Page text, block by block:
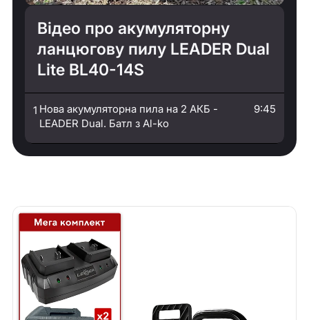
Відео про акумуляторну
ланцюгову пилу LEADER Dual
Lite BL40-14S
1 Нова акумуляторна пила на 2 АКБ -
LEADER Dual. Батл з Al-ko
9:45